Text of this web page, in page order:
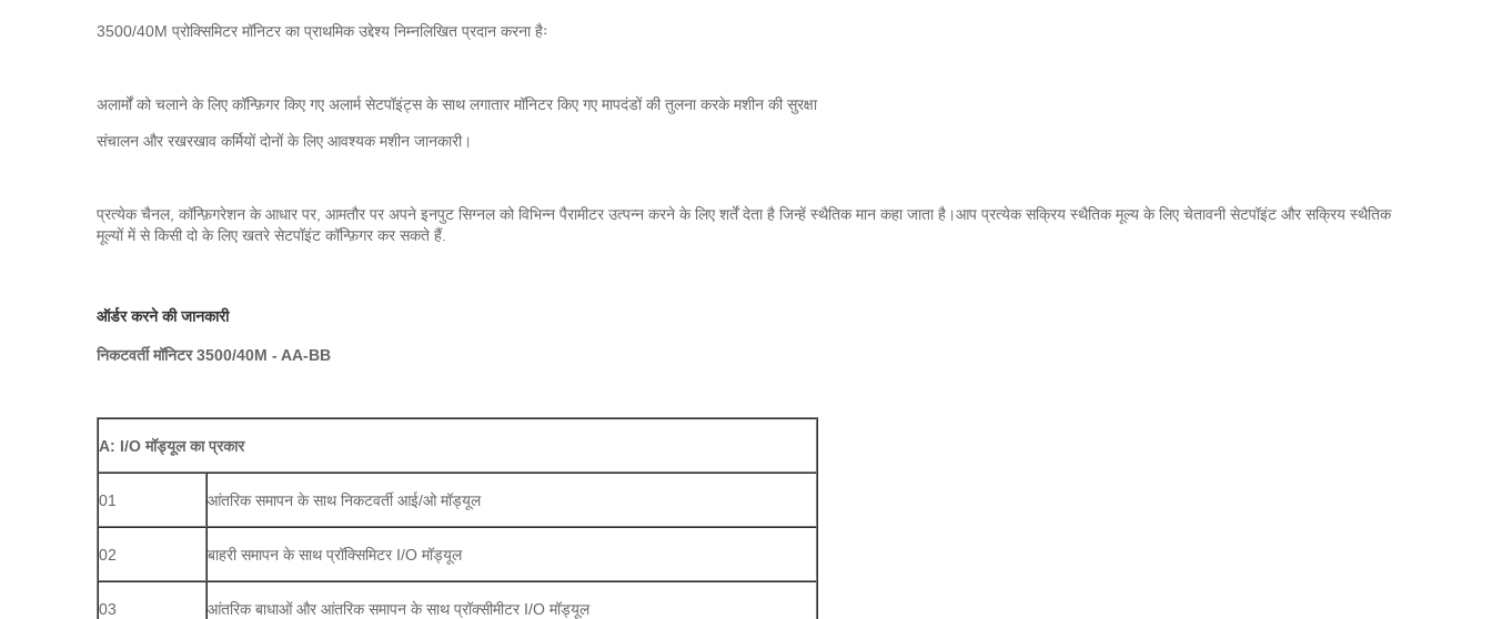
3500/40M प्रोक्सिमिटर मॉनिटर का प्राथमिक उद्देश्य निम्नलिखित प्रदान करना हैः
अलार्मों को चलाने के लिए कॉन्फ़िगर किए गए अलार्म सेटपॉइंट्स के साथ लगातार मॉनिटर किए गए मापदंडों की तुलना करके मशीन की सुरक्षा
संचालन और रखरखाव कर्मियों दोनों के लिए आवश्यक मशीन जानकारी।
प्रत्येक चैनल, कॉन्फ़िगरेशन के आधार पर, आमतौर पर अपने इनपुट सिग्नल को विभिन्न पैरामीटर उत्पन्न करने के लिए शर्तें देता है जिन्हें स्थैतिक मान कहा जाता है।आप प्रत्येक सक्रिय स्थैतिक मूल्य के लिए चेतावनी सेटपॉइंट और सक्रिय स्थैतिक
मूल्यों में से किसी दो के लिए खतरे सेटपॉइंट कॉन्फ़िगर कर सकते हैं.
ऑर्डर करने की जानकारी
निकटवर्ती मॉनिटर 3500/40M - AA-BB
A: I/O मॉड्यूल का प्रकार
01 आंतरिक समापन के साथ निकटवर्ती आई/ओ मॉड्यूल
02 बाहरी समापन के साथ प्रॉक्सिमिटर I/O मॉड्यूल
03 आंतरिक बाधाओं और आंतरिक समापन के साथ प्रॉक्सीमीटर I/O मॉड्यूल